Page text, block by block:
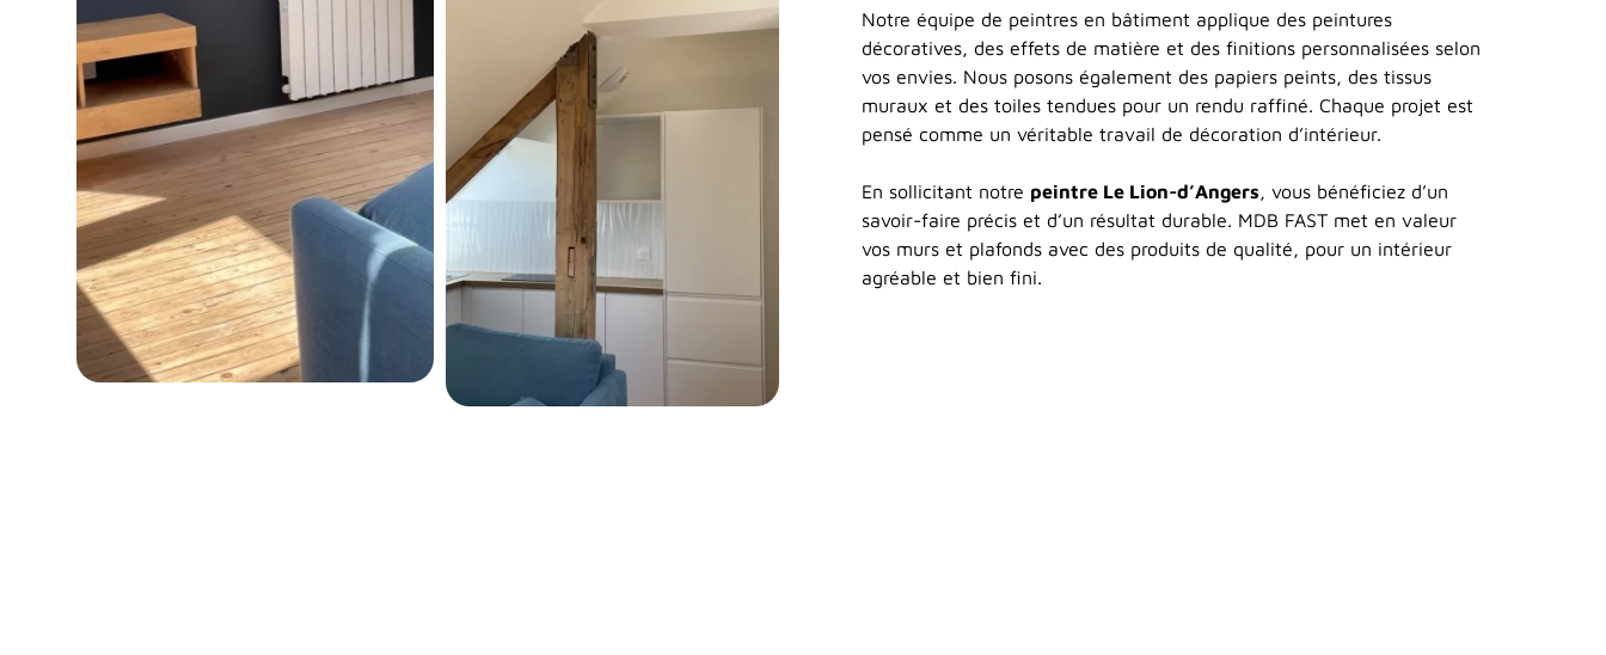
Notre équipe de peintres en bâtiment applique des peintures
décoratives, des effets de matière et des finitions personnalisées selon
vos envies. Nous posons également des papiers peints, des tissus
muraux et des toiles tendues pour un rendu raffiné. Chaque projet est
pensé comme un véritable travail de décoration d’intérieur.
En sollicitant notre peintre Le Lion-d’Angers, vous bénéficiez d’un
savoir-faire précis et d’un résultat durable. MDB FAST met en valeur
vos murs et plafonds avec des produits de qualité, pour un intérieur
agréable et bien fini.